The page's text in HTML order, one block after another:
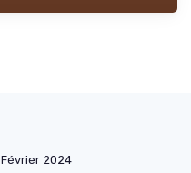
Février 2024